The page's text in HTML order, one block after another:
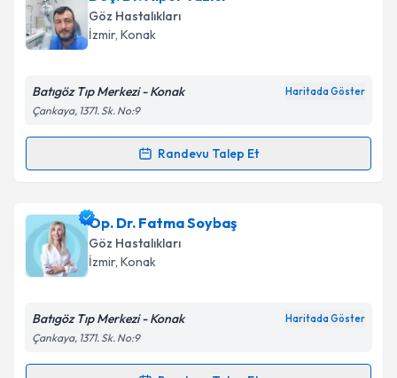
talebi oluşturun. Size bu uzmandan randevu almanız
için bir takvim hazırlandığında e-posta ile
bilgilendireceğiz.
Kişisel verilerimin işlenmesine ilişkinAydınlatma
kapsamda işlenmesini kabul ediyorum.
Takvim Talebini Gönder
Göz Hastalıkları
İzmir, Konak
Batıgöz Tıp Merkezi - Konak Haritada Göster
Çankaya, 1371. Sk. No:9
Randevu Talep Et
Randevu Takvimi Talebi
Doç. Dr. Alper Yazıcı için randevu takvimi talebi
oluşturun. Size bu uzmandan randevu almanız için bir
takvim hazırlandığında e-posta ile bilgilendireceğiz.
Op. Dr. Fatma Soybaş
Göz Hastalıkları
İzmir, Konak
Batıgöz Tıp Merkezi - Konak Haritada Göster
Çankaya, 1371. Sk. No:9